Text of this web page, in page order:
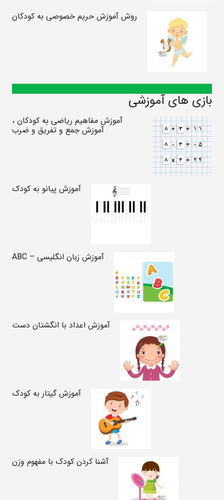
روش آموزش حریم خصوصی به کودکان
بازی های آموزشی
آموزش مفاهیم ریاضی به کودکان ،
آموزش جمع و تفریق و ضرب
آموزش پیانو به کودک
آموزش زبان انگلیسی – ABC
آموزش اعداد با انگشتان دست
آموزش گیتار به کودک
آشنا کردن کودک با مفهوم وزن